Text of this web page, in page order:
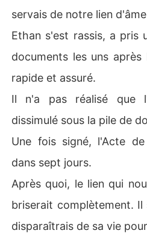
servais de notre lien
Ethan s'est rassis, a pris
documents les uns
rapide et assuré.
Il n'a pas réalisé que
dissimulé sous la pile de
Une fois signé, l'Acte
dans sept jours.
Après quoi, le lien qui
briserait complètement.
disparaîtrais de sa vie